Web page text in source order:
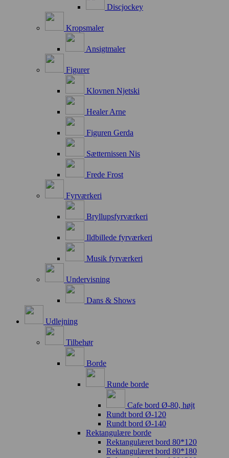
Discjockey
Kropsmaler
Ansigtmaler
Figurer
Klovnen Njetski
Healer Arne
Figuren Gerda
Sætternissen Nis
Frede Frost
Fyrværkeri
Bryllupsfyrværkeri
Ildbillede fyrværkeri
Musik fyrværkeri
Undervisning
Dans & Shows
Udlejning
Tilbehør
Borde
Runde borde
Cafe bord Ø-80, højt
Rundt bord Ø-120
Rundt bord Ø-140
Rektangulære borde
Rektangulæret bord 80*120
Rektangulæret bord 80*180